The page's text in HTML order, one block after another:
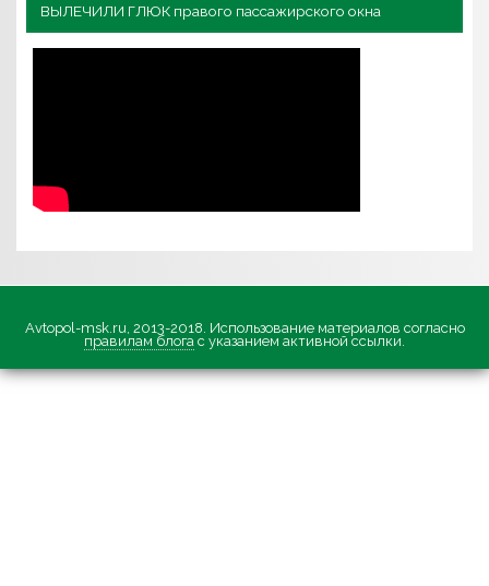
ВЫЛЕЧИЛИ ГЛЮК правого пассажирского окна
Avtopol-msk.ru, 2013-2018. Использование материалов согласно
правилам блога с указанием активной ссылки.